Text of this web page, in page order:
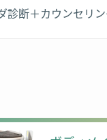
断＋カウンセリン